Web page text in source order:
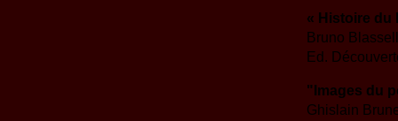
« Histoire du
Bruno
Ed.
"Images du
Ghislain